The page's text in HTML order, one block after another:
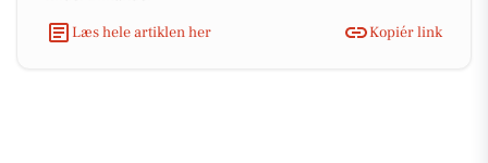
Læs hele artiklen her
Kopiér link